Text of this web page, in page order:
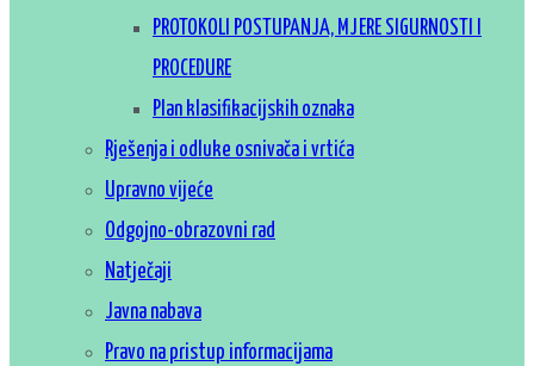
PROTOKOLI POSTUPANJA, MJERE SIGURNOSTI I
PROCEDURE
Plan klasifikacijskih oznaka
Rješenja i odluke osnivača i vrtića
Upravno vijeće
Odgojno-obrazovni rad
Natječaji
Javna nabava
Pravo na pristup informacijama